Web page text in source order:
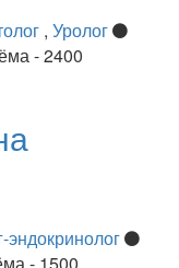
, Уролог
- 2400
эндокринолог
- 1500